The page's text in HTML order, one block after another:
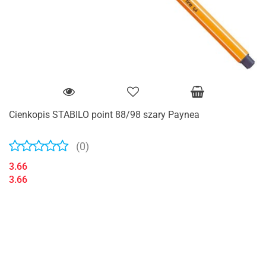
Cienkopis STABILO point 88/98 szary Paynea
(0)
3.66
3.66